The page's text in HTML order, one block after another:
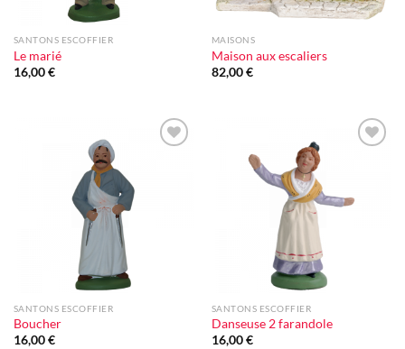
SANTONS ESCOFFIER
Le marié
16,00€
MAISONS
Maison aux escaliers
82,00€
SANTONS ESCOFFIER
Boucher
16,00€
SANTONS ESCOFFIER
Danseuse 2 farandole
16,00€